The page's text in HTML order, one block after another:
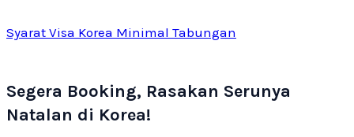
Syarat Visa Korea Minimal Tabungan
Segera Booking, Rasakan Serunya
Natalan di Korea!